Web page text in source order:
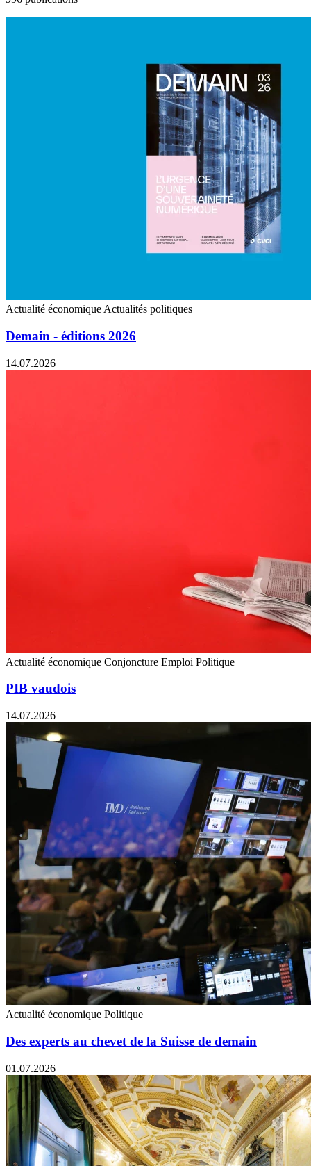
Actualité économique Actualités politiques
Demain - éditions 2026
14.07.2026
Actualité économique Conjoncture Emploi Politique
PIB vaudois
14.07.2026
Actualité économique Politique
Des experts au chevet de la Suisse de demain
01.07.2026